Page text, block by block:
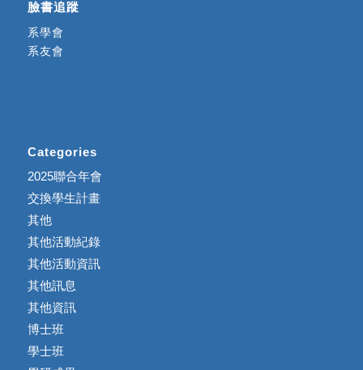
臉書追蹤
系學會
系友會
Categories
2025聯合年會
交換學生計畫
其他
其他活動紀錄
其他活動資訊
其他訊息
其他資訊
博士班
學士班